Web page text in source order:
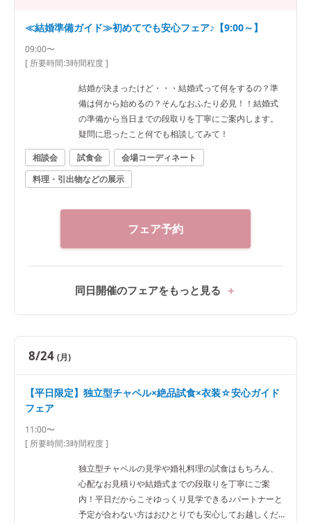
≪結婚準備ガイド≫初めてでも安心フェア♪【9:00～】
09:00〜
[ 所要時間:3時間程度]
結婚が決まったけど・・・結婚式って何をするの？準
備は何から始めるの？そんなおふたり必見！！結婚式
の準備から当日までの段取りを丁寧にご案内します。
疑問に思ったこと何でも相談してみて！
相談会
試食会
会場コーディネート
料理・引出物などの展示
フェア予約
同日開催のフェアをもっと見る
8/24 (月)
【平日限定】独立型チャペル×絶品試食×衣装☆安心ガイド
フェア
11:00〜
[ 所要時間:3時間程度]
独立型チャペルの見学や婚礼料理の試食はもちろん、
心配なお見積りや結婚式までの段取りを丁寧にご案
内！平日だからこそゆっくり見学できる♪パートナーと
予定が合わない方はおひとりでも安心してお越しくだ